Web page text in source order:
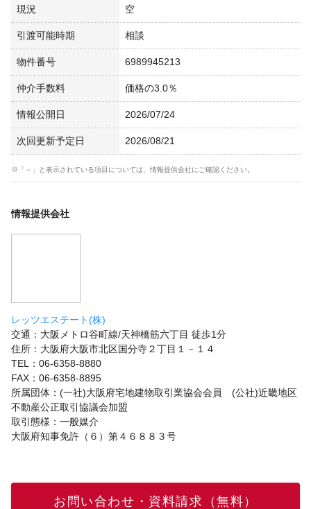
現況 空
引渡可能時期 相談
物件番号 6989945213
仲介手数料 価格の3.0％
情報公開日 2026/07/24
次回更新予定日 2026/08/21
※「－」と表示されている項目については、情報提供会社にご確認ください。
情報提供会社
レッツエステート(株)
交通：大阪メトロ谷町線/天神橋筋六丁目 徒歩1分
住所：大阪府大阪市北区国分寺２丁目１－１４
TEL：06-6358-8880
FAX：06-6358-8895
所属団体：(一社)大阪府宅地建物取引業協会会員 (公社)近畿地区
不動産公正取引協議会加盟
取引態様：一般媒介
大阪府知事免許（６）第４６８８３号
お問い合わせ・資料請求（無料）